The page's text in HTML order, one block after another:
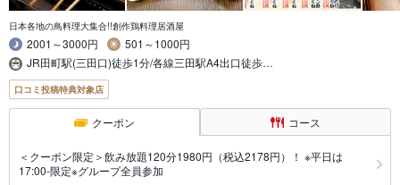
日本各地の鳥料理大集合!!創作鶏料理居酒屋
2001～3000円
501～1000円
JR田町駅(三田口)徒歩1分/各線三田駅A4出口徒歩…
口コミ投稿特典対象店
クーポン コース
＜クーポン限定＞飲み放題120分1980円（税込2178円）！ ※平日は
17:00-限定※グループ全員参加